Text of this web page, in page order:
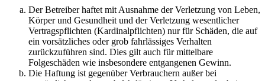
Der Betreiber haftet mit Ausnahme der Verletzung von Leben,
Körper und Gesundheit und der Verletzung wesentlicher
Vertragspflichten (Kardinalpflichten) nur für Schäden, die auf
ein vorsätzliches oder grob fahrlässiges Verhalten
zurückzuführen sind. Dies gilt auch für mittelbare
Folgeschäden wie insbesondere entgangenen Gewinn.
Die Haftung ist gegenüber Verbrauchern außer bei